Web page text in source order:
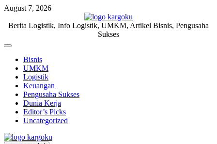
Skip
content
August 7, 2026
KARGOKU.ID
Berita Logistik, Info Logistik, UMKM, Artikel Bisnis, Pengusaha
Sukses
Off
CanvasBisnis
UMKM
Logistik
Keuangan
Pengusaha Sukses
Dunia Kerja
Editor’s Picks
Uncategorized